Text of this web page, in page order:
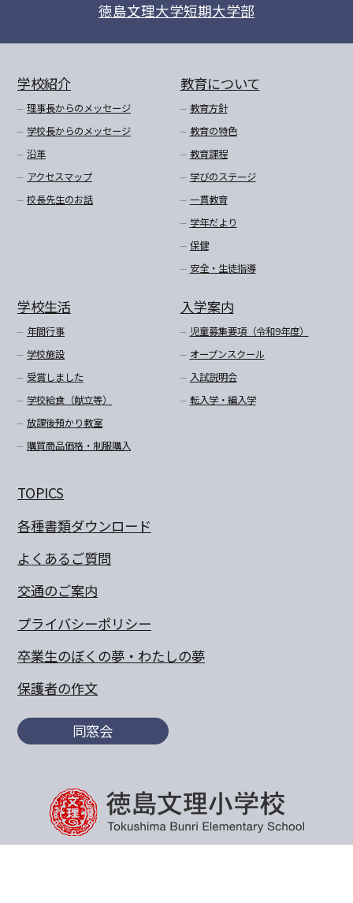
徳島文理大学短期大学部
学校紹介
理事長からのメッセージ
学校長からのメッセージ
沿革
アクセスマップ
校長先生のお話
教育について
教育方針
教育の特色
教育課程
学びのステージ
一貫教育
学年だより
保健
安全・生徒指導
学校生活
年間行事
学校施設
受賞しました
学校給食（献立等）
放課後預かり教室
購買商品価格・制服購入
入学案内
児童募集要項（令和9年度）
オープンスクール
入試説明会
転入学・編入学
TOPICS
各種書類ダウンロード
よくあるご質問
交通のご案内
プライバシーポリシー
卒業生のぼくの夢・わたしの夢
保護者の作文
同窓会